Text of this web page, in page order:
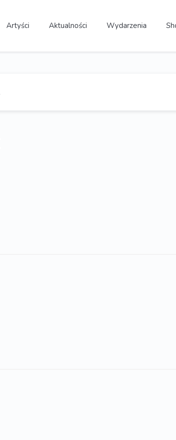
Artyści Aktualności Wydarzenia